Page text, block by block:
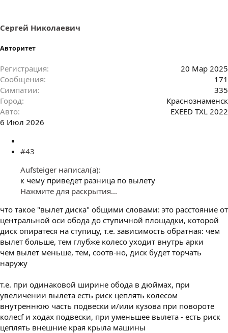
:
Сергей Николаевич
Авторитет
Регистрация
20 Мар 2025
Сообщения
171
Симпатии
335
Город
Краснознаменск
Авто
EXEED TXL 2022
6 Июл 2026
#43
Aufsteiger написал(а):
к чему приведет разница по вылету
Нажмите для раскрытия...
что такое "вылет диска" общими словами: это расстояние от
центральной оси обода до ступичной площадки, которой
диск опиратеся на ступицу, т.е. зависимость обратная: чем
вылет больше, тем глубже колесо уходит внутрь арки
чем вылет меньше, тем, соотв-но, диск будет торчать
наружу
т.е. при одинаковой ширине обода в дюймах, при
увеличении вылета есть риск цеплять колесом
внутреннюю часть подвески и/или кузова при повороте
колесf и ходах подвески, при уменьшее вылета - есть риск
цеплять внешние края крыла машины